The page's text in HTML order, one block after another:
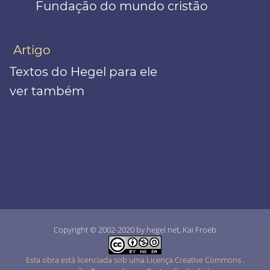
Fundação do mundo cristão
Artigo
Textos do Hegel para ele
ver também
Copyright © 2002-2020 by hegel.net, Kai Froeb
Esta obra está licenciada sob uma Licença Creative Commons .